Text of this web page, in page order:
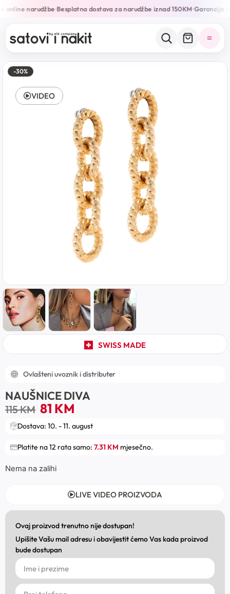
online narudžbe•Besplatna dostava za narudžbe iznad 150KM•Garancija
-30%
SWISS MADE
VIDEO
Ovlašteni uvoznik i distributer
NAUŠNICE DIVA
115KM 81 KM
Dostava: 10. - 11. august
Platite na 12 rata samo: 7.31 KM mjesečno.
Nema na zalihi
LIVE VIDEO PROIZVODA
Ovaj proizvod trenutno nije dostupan!
Upišite Vašu mail adresu i obavijestit ćemo Vas kada proizvod
bude dostupan